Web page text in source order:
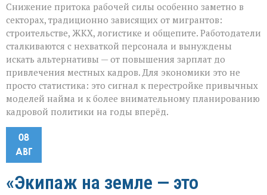
Снижение притока рабочей силы особенно заметно в
секторах, традиционно зависящих от мигрантов:
строительстве, ЖКХ, логистике и общепите. Работодатели
сталкиваются с нехваткой персонала и вынуждены
искать альтернативы — от повышения зарплат до
привлечения местных кадров. Для экономики это не
просто статистика: это сигнал к перестройке привычных
моделей найма и к более внимательному планированию
кадровой политики на годы вперёд.
08
АВГ
«Экипаж на земле — это